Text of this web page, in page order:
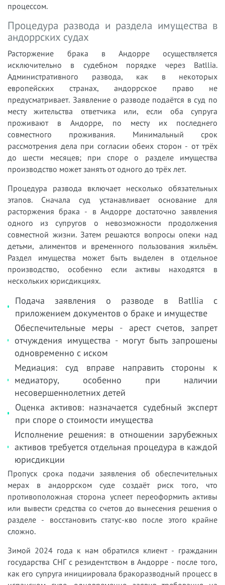
процессом.
Процедура развода и раздела имущества в
андоррских судах
Расторжение брака в Андорре осуществляется
исключительно в судебном порядке через Batllia.
Административного развода, как в некоторых
европейских странах, андоррское право не
предусматривает. Заявление о разводе подаётся в суд по
месту жительства ответчика или, если оба супруга
проживают в Андорре, по месту их последнего
совместного проживания. Минимальный срок
рассмотрения дела при согласии обеих сторон - от трёх
до шести месяцев; при споре о разделе имущества
производство может занять от одного до трёх лет.
Процедура развода включает несколько обязательных
этапов. Сначала суд устанавливает основание для
расторжения брака - в Андорре достаточно заявления
одного из супругов о невозможности продолжения
совместной жизни. Затем решаются вопросы опеки над
детьми, алиментов и временного пользования жильём.
Раздел имущества может быть выделен в отдельное
производство, особенно если активы находятся в
нескольких юрисдикциях.
Подача заявления о разводе в Batllia с
приложением документов о браке и имуществе
Обеспечительные меры - арест счетов, запрет
отчуждения имущества - могут быть запрошены
одновременно с иском
Медиация: суд вправе направить стороны к
медиатору, особенно при наличии
несовершеннолетних детей
Оценка активов: назначается судебный эксперт
при споре о стоимости имущества
Исполнение решения: в отношении зарубежных
активов требуется отдельная процедура в каждой
юрисдикции
Пропуск срока подачи заявления об обеспечительных
мерах в андоррском суде создаёт риск того, что
противоположная сторона успеет переоформить активы
или вывести средства со счетов до вынесения решения о
разделе - восстановить статус-кво после этого крайне
сложно.
Зимой 2024 года к нам обратился клиент - гражданин
государства СНГ с резидентством в Андорре - после того,
как его супруга инициировала бракоразводный процесс в